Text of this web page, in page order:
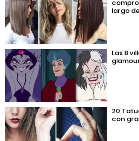
largo
Las 8
20
con